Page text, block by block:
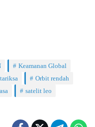
Keamanan Global
Orbit rendah
satelit leo